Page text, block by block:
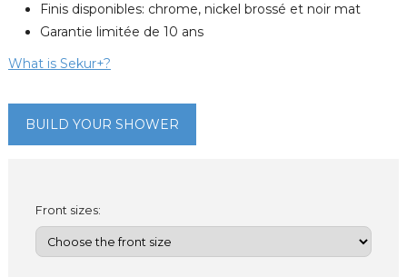
Finis disponibles: chrome, nickel brossé et noir mat
Garantie limitée de 10 ans
What is Sekur+?
BUILD YOUR SHOWER
Front sizes: